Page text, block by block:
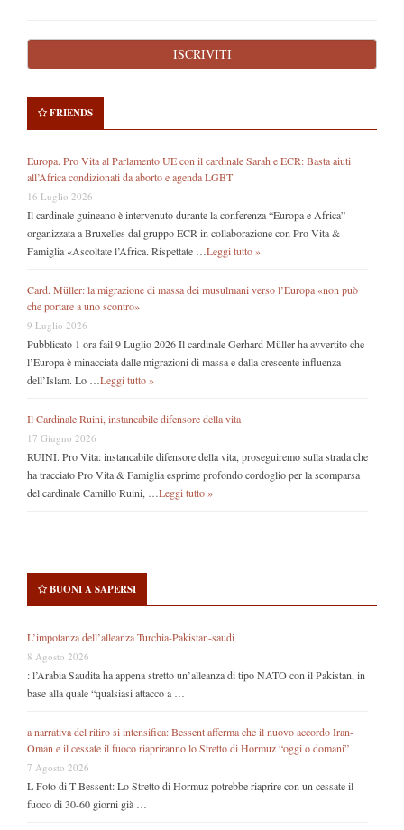
FRIENDS
Europa. Pro Vita al Parlamento UE con il cardinale Sarah e ECR: Basta aiuti
all’Africa condizionati da aborto e agenda LGBT
16 Luglio 2026
Il cardinale guineano è intervenuto durante la conferenza “Europa e Africa”
organizzata a Bruxelles dal gruppo ECR in collaborazione con Pro Vita &
Famiglia «Ascoltate l’Africa. Rispettate … Leggi tutto »
Card. Müller: la migrazione di massa dei musulmani verso l’Europa «non può
che portare a uno scontro»
9 Luglio 2026
Pubblicato 1 ora fail 9 Luglio 2026 Il cardinale Gerhard Müller ha avvertito che
l’Europa è minacciata dalle migrazioni di massa e dalla crescente influenza
dell’Islam. Lo … Leggi tutto »
Il Cardinale Ruini, instancabile difensore della vita
17 Giugno 2026
RUINI. Pro Vita: instancabile difensore della vita, proseguiremo sulla strada che
ha tracciato Pro Vita & Famiglia esprime profondo cordoglio per la scomparsa
del cardinale Camillo Ruini, … Leggi tutto »
BUONI A SAPERSI
L’impotanza dell’alleanza Turchia-Pakistan-saudi
8 Agosto 2026
: l’Arabia Saudita ha appena stretto un’alleanza di tipo NATO con il Pakistan, in
base alla quale “qualsiasi attacco a …
a narrativa del ritiro si intensifica: Bessent afferma che il nuovo accordo Iran-
Oman e il cessate il fuoco riapriranno lo Stretto di Hormuz “oggi o domani”
7 Agosto 2026
L Foto di T Bessent: Lo Stretto di Hormuz potrebbe riaprire con un cessate il
fuoco di 30-60 giorni già …